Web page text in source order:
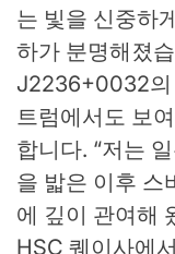
는 빛을 신중하
하가 ​​분명해졌
J2236+0032의
트럼에서도 보
합니다. “저는
을 밟은 이후 스
에 깊이 관여해
HSC 퀘이사에